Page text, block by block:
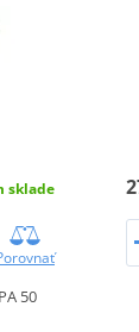
sklade
50